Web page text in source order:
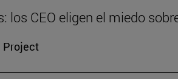
los CEO eligen el miedo
Project